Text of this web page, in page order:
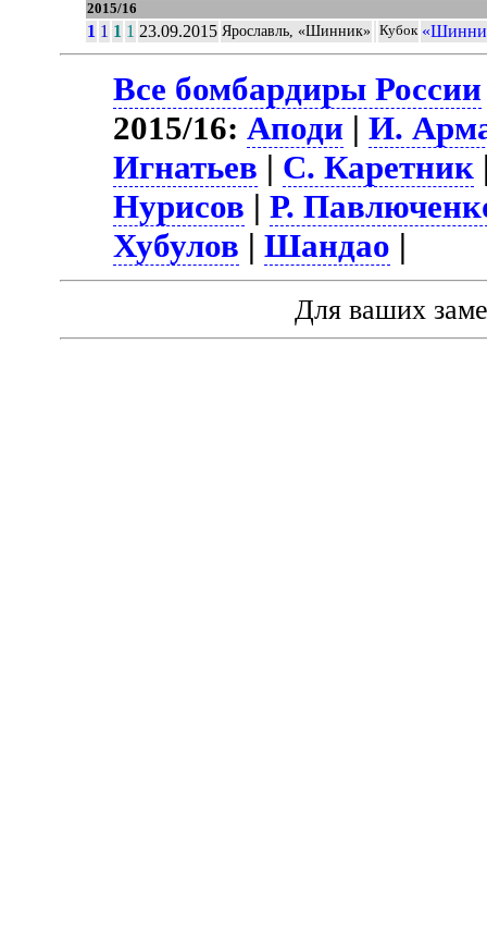
2015/16
1 1 1 1 23.09.2015 Ярославль, «Шинник» Кубок
Все бомбардиры России
2015/16:Аподи |И.
Игнатьев | С. Каретник
Нурисов |Р.
Хубулов |Шандао |
Для ваших